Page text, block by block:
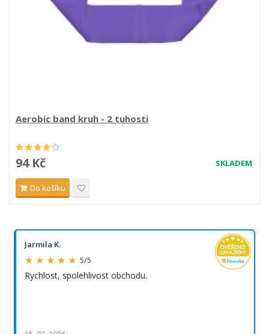
Aerobic band kruh - 2 tuhosti
SKLADEM
94 Kč
Do košíku
Jarmila K.
★ ★ ★ ★ ★ 5/5
Rychlost, spolehlivost obchodu.